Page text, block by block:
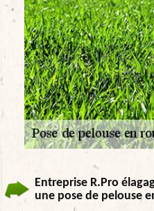
Entreprise R.Pro
une pose de pelouse